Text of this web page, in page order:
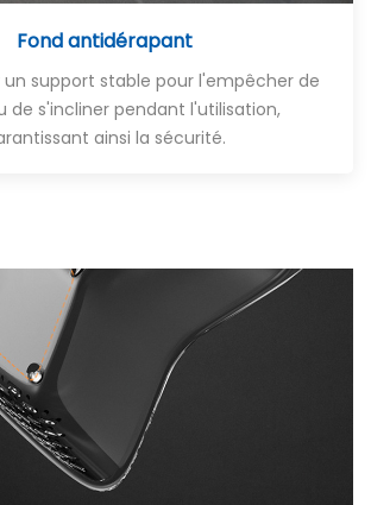
Fond antidérapant
support stable pour l'empêcher de
de s'incliner pendant l'utilisation,
ainsi la sécurité.